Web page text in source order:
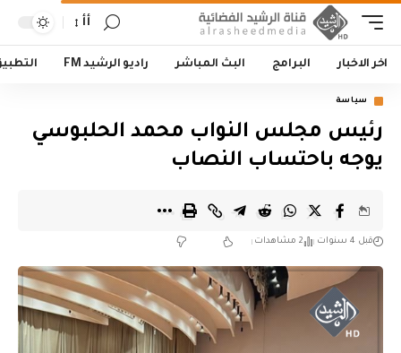
أأ
اخر الاخبار البرامج البث المباشر راديو الرشيد FM
سياسة
رئيس مجلس النواب محمد الحلبوسي
يوجه باحتساب النصاب
قبل 4 سنوات 2 مشاهدات